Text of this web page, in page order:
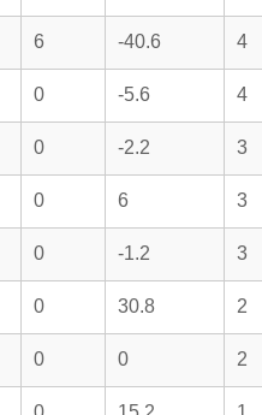
6 -40.6 4
0 -5.6 4
0 -2.2 3
0 6 3
0 -1.2 3
0 30.8 2
0 0 2